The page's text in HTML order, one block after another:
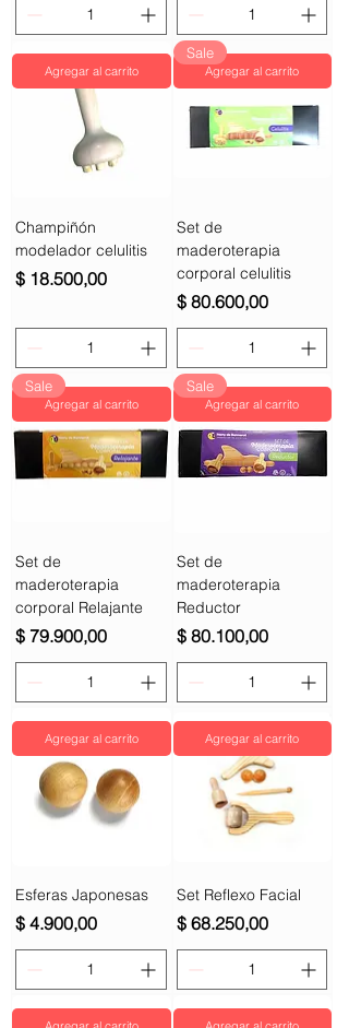
Agregar al carrito
Champiñón
modelador celulitis
Precio
$ 18.500,00
Agregar al carrito
Sale
Set de
maderoterapia
corporal celulitis
Precio
$ 80.600,00
Agregar al carrito
Sale
Set de
maderoterapia
corporal Relajante
Precio
$ 79.900,00
Agregar al carrito
Sale
Set de
maderoterapia
Reductor
Precio
$ 80.100,00
Agregar al carrito
Esferas Japonesas
Precio
$ 4.900,00
Agregar al carrito
Set Reflexo Facial
Precio
$ 68.250,00